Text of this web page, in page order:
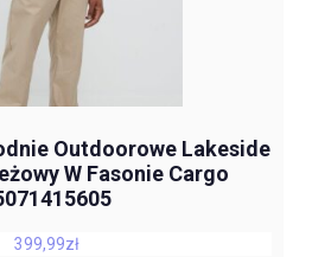
Outdoorowe Lakeside
W Fasonie Cargo
399,99zł